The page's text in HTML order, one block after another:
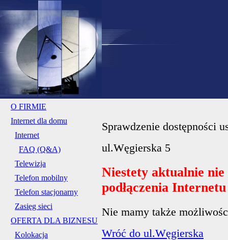
O FIRMIE
Internet dla domu
Internet
FAQ (Q&A)
Telewizja
Telefon mobilny
Telefon stacjonarny
Zasięg sieci
OFERTA DLA BIZNESU
Kolokacja
Sprawdzenie dostępności
ul.Węgierska 5
Niestety aktualnie
podłączenia
Nie mamy także
Wróć do ul.Węgierska